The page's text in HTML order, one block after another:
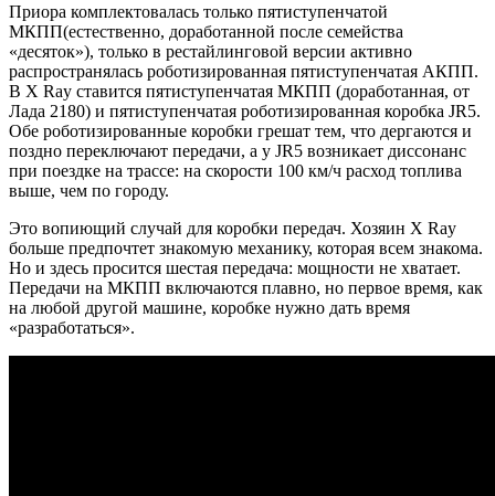
Приора комплектовалась только пятиступенчатой
МКПП(естественно, доработанной после семейства
«десяток»), только в рестайлинговой версии активно
распространялась роботизированная пятиступенчатая АКПП.
В Х Ray ставится пятиступенчатая МКПП (доработанная, от
Лада 2180) и пятиступенчатая роботизированная коробка JR5.
Обе роботизированные коробки грешат тем, что дергаются и
поздно переключают передачи, а у JR5 возникает диссонанс
при поездке на трассе: на скорости 100 км/ч расход топлива
выше, чем по городу.
Это вопиющий случай для коробки передач. Хозяин Х Ray
больше предпочтет знакомую механику, которая всем знакома.
Но и здесь просится шестая передача: мощности не хватает.
Передачи на МКПП включаются плавно, но первое время, как
на любой другой машине, коробке нужно дать время
«разработаться».